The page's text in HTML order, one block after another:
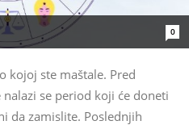
0
kojoj ste maštale. Pred
se period koji će doneti
da zamislite. Poslednjih